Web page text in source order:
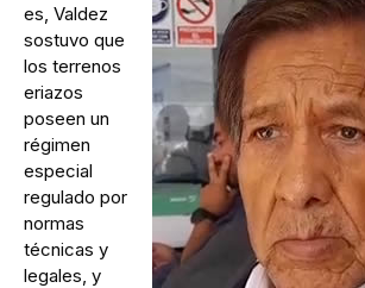
es, Valdez
sostuvo que
los terrenos
eriazos
poseen un
régimen
especial
regulado por
normas
técnicas y
legales, y